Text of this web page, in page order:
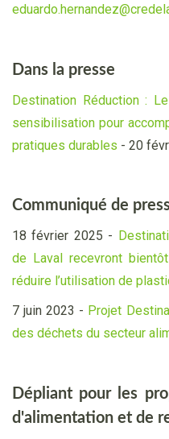
Dans la presse
Destination Réduction :
sensibilisation pour
pratiques durables - 20
Communiqué de
18 février 2025 -
de Laval recevront
réduire l’utilisation de
7 juin 2023 - Projet
des déchets du secteur
Dépliant pour les
d'alimentation et de